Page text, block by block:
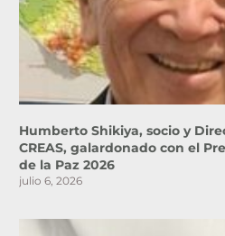
Humberto Shikiya, socio y
CREAS, galardonado con el
de la Paz 2026
julio 6, 2026